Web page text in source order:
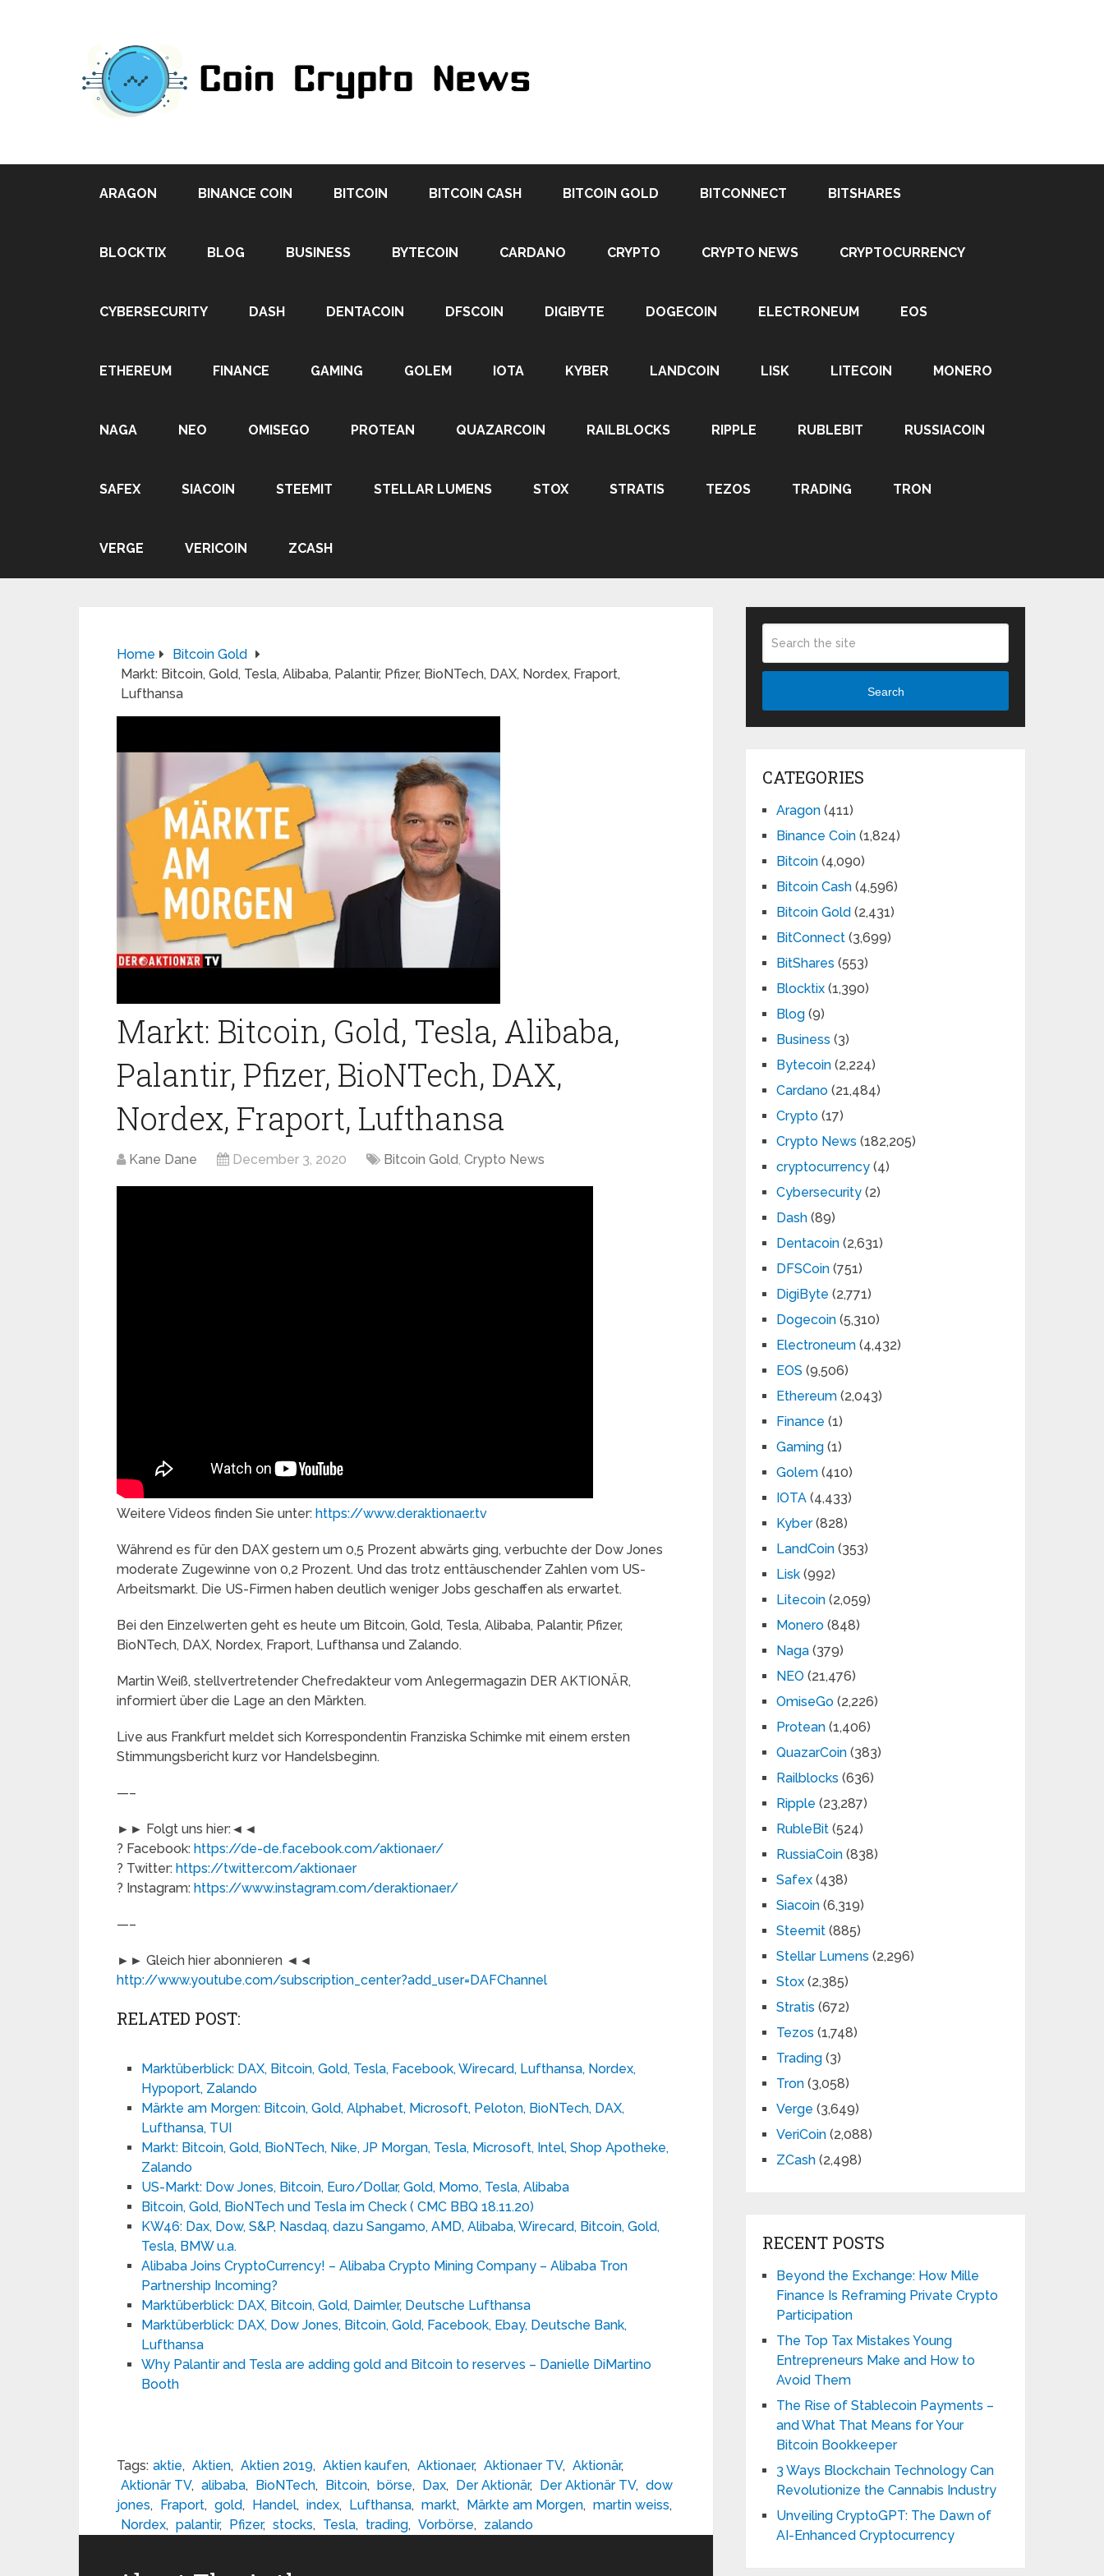
ARAGON BINANCE COIN BITCOIN BITCOIN CASH BITCOIN GOLD BITCONNECT BITSHARES
BLOCKTIX BLOG BUSINESS BYTECOIN CARDANO CRYPTO CRYPTO NEWS CRYPTOCURRENCY
CYBERSECURITY DASH DENTACOIN DFSCOIN DIGIBYTE DOGECOIN ELECTRONEUM EOS
ETHEREUM FINANCE GAMING GOLEM IOTA KYBER LANDCOIN LISK LITECOIN MONERO
NAGA NEO OMISEGO PROTEAN QUAZARCOIN RAILBLOCKS RIPPLE RUBLEBIT RUSSIACOIN
SAFEX SIACOIN STEEMIT STELLAR LUMENS STOX STRATIS TEZOS TRADING TRON
VERGE VERICOIN ZCASH
Home
Bitcoin Gold
Markt: Bitcoin, Gold, Tesla, Alibaba, Palantir, Pfizer, BioNTech, DAX, Nordex, Fraport,
Lufthansa
Markt: Bitcoin, Gold, Tesla, Alibaba,
Palantir, Pfizer, BioNTech, DAX,
Nordex, Fraport, Lufthansa
Kane Dane December 3, 2020 Bitcoin Gold, Crypto News
Weitere Videos finden Sie unter: https://www.deraktionaer.tv
Während es für den DAX gestern um 0,5 Prozent abwärts ging, verbuchte der Dow Jones
moderate Zugewinne von 0,2 Prozent. Und das trotz enttäuschender Zahlen vom US-
Arbeitsmarkt. Die US-Firmen haben deutlich weniger Jobs geschaffen als erwartet.
Bei den Einzelwerten geht es heute um Bitcoin, Gold, Tesla, Alibaba, Palantir, Pfizer,
BioNTech, DAX, Nordex, Fraport, Lufthansa und Zalando.
Martin Weiß, stellvertretender Chefredakteur vom Anlegermagazin DER AKTIONÄR,
informiert über die Lage an den Märkten.
Live aus Frankfurt meldet sich Korrespondentin Franziska Schimke mit einem ersten
Stimmungsbericht kurz vor Handelsbeginn.
—–
►► Folgt uns hier:◄◄
? Facebook: https://de-de.facebook.com/aktionaer/
? Twitter: https://twitter.com/aktionaer
? Instagram: https://www.instagram.com/deraktionaer/
—–
►► Gleich hier abonnieren ◄◄
http://www.youtube.com/subscription_center?add_user=DAFChannel
RELATED POST:
Marktüberblick: DAX, Bitcoin, Gold, Tesla, Facebook, Wirecard, Lufthansa, Nordex,
Hypoport, Zalando
Märkte am Morgen: Bitcoin, Gold, Alphabet, Microsoft, Peloton, BioNTech, DAX,
Lufthansa, TUI
Markt: Bitcoin, Gold, BioNTech, Nike, JP Morgan, Tesla, Microsoft, Intel, Shop Apotheke,
Zalando
US-Markt: Dow Jones, Bitcoin, Euro/Dollar, Gold, Momo, Tesla, Alibaba
Bitcoin, Gold, BioNTech und Tesla im Check ( CMC BBQ 18.11.20)
KW46: Dax, Dow, S&P, Nasdaq, dazu Sangamo, AMD, Alibaba, Wirecard, Bitcoin, Gold,
Tesla, BMW u.a.
Alibaba Joins CryptoCurrency! – Alibaba Crypto Mining Company – Alibaba Tron
Partnership Incoming?
Marktüberblick: DAX, Bitcoin, Gold, Daimler, Deutsche Lufthansa
Marktüberblick: DAX, Dow Jones, Bitcoin, Gold, Facebook, Ebay, Deutsche Bank,
Lufthansa
Why Palantir and Tesla are adding gold and Bitcoin to reserves – Danielle DiMartino
Booth
Tags: aktie, Aktien, Aktien 2019, Aktien kaufen, Aktionaer, Aktionaer TV, Aktionär,
Aktionär TV, alibaba, BioNTech, Bitcoin, börse, Dax, Der Aktionär, Der Aktionär TV, dow
jones, Fraport, gold, Handel, index, Lufthansa, markt, Märkte am Morgen, martin weiss,
Nordex, palantir, Pfizer, stocks, Tesla, trading, Vorbörse, zalando
Search
CATEGORIES
Aragon (411)
Binance Coin (1,824)
Bitcoin (4,090)
Bitcoin Cash (4,596)
Bitcoin Gold (2,431)
BitConnect (3,699)
BitShares (553)
Blocktix (1,390)
Blog (9)
Business (3)
Bytecoin (2,224)
Cardano (21,484)
Crypto (17)
Crypto News (182,205)
cryptocurrency (4)
Cybersecurity (2)
Dash (89)
Dentacoin (2,631)
DFSCoin (751)
DigiByte (2,771)
Dogecoin (5,310)
Electroneum (4,432)
EOS (9,506)
Ethereum (2,043)
Finance (1)
Gaming (1)
Golem (410)
IOTA (4,433)
Kyber(828)
LandCoin (353)
Lisk (992)
Litecoin (2,059)
Monero (848)
Naga (379)
NEO (21,476)
OmiseGo (2,226)
Protean (1,406)
QuazarCoin (383)
Railblocks (636)
Ripple (23,287)
RubleBit (524)
RussiaCoin (838)
Safex (438)
Siacoin (6,319)
Steemit (885)
Stellar Lumens (2,296)
Stox (2,385)
Stratis (672)
Tezos (1,748)
Trading (3)
Tron (3,058)
Verge (3,649)
VeriCoin (2,088)
ZCash (2,498)
RECENT POSTS
Beyond the Exchange: How Mille
Finance Is Reframing Private Crypto
Participation
The Top Tax Mistakes Young
Entrepreneurs Make and How to
Avoid Them
The Rise of Stablecoin Payments –
and What That Means for Your
Bitcoin Bookkeeper
3 Ways Blockchain Technology Can
Revolutionize the Cannabis Industry
Unveiling CryptoGPT: The Dawn of
AI-Enhanced Cryptocurrency